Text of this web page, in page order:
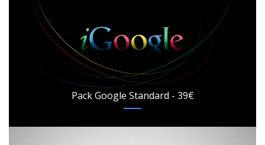
Pack Google Standard - 39€